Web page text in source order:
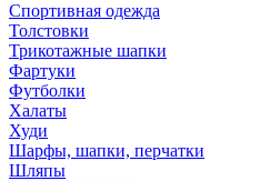
Спортивная одежда
Толстовки
Трикотажные шапки
Фартуки
Футболки
Халаты
Худи
Шарфы, шапки, перчатки
Шляпы